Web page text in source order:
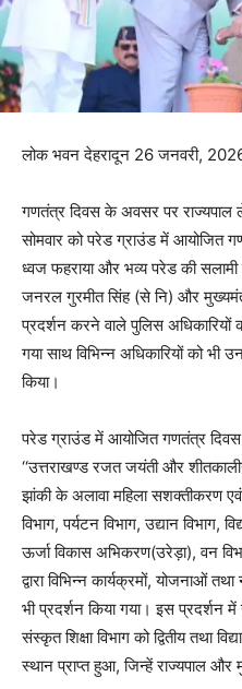
लोक भवन देहरादून 26 जनवरी,
गणतंत्र दिवस के अवसर पर
सोमवार को परेड ग्राउंड में आयोजित
ध्वज फहराया और भव्य परेड की
जनरल गुरमीत सिंह (से नि) और
प्रदर्शन करने वाले पुलिस
गया साथ विभिन्न अधिकारियों को भी
किया।
परेड ग्राउंड में आयोजित गणतंत्र दिवस
‘‘उत्तराखण्ड रजत जयंती और
झांकी के अलावा महिला सशक्तीकरण एवं
विभाग, पर्यटन विभाग, उद्यान विभाग,
ऊर्जा विकास अभिकरण(उरेड़ा), वन
द्वारा विभिन्न कार्यक्रमों, योजनाओं
भी प्रदर्शन किया गया। इस प्रदर्शन
संस्कृत शिक्षा विभाग को द्वितीय तथा
स्थान प्राप्त हुआ, जिन्हें राज्यपाल और